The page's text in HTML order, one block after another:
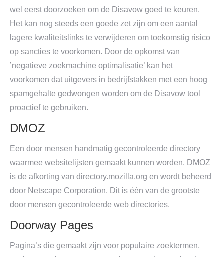
wel eerst doorzoeken om de Disavow goed te keuren.
Het kan nog steeds een goede zet zijn om een aantal
lagere kwaliteitslinks te verwijderen om toekomstig risico
op sancties te voorkomen. Door de opkomst van
’negatieve zoekmachine optimalisatie’ kan het
voorkomen dat uitgevers in bedrijfstakken met een hoog
spamgehalte gedwongen worden om de Disavow tool
proactief te gebruiken.
DMOZ
Een door mensen handmatig gecontroleerde directory
waarmee websitelijsten gemaakt kunnen worden. DMOZ
is de afkorting van directory.mozilla.org en wordt beheerd
door Netscape Corporation. Dit is één van de grootste
door mensen gecontroleerde web directories.
Doorway Pages
Pagina’s die gemaakt zijn voor populaire zoektermen,